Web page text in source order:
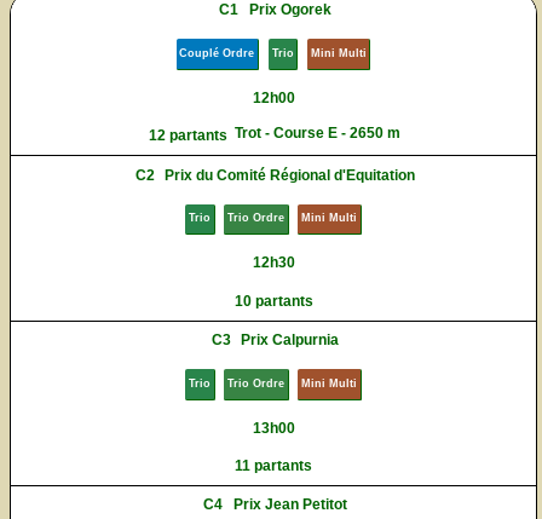
C1 Prix Ogorek
Couplé Ordre Trio Mini Multi
12h00
12 partants Trot - Course E - 2650 m
C2 Prix du Comité Régional d'Equitation
Trio Trio Ordre Mini Multi
12h30
10 partants
C3 Prix Calpurnia
Trio Trio Ordre Mini Multi
13h00
11 partants
C4 Prix Jean Petitot